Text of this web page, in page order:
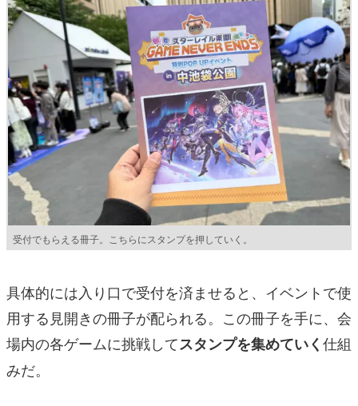
受付でもらえる冊子。こちらにスタンプを押していく。
具体的には入り口で受付を済ませると、イベントで使
用する見開きの冊子が配られる。この冊子を手に、会
場内の各ゲームに挑戦してスタンプを集めていく仕組
みだ。